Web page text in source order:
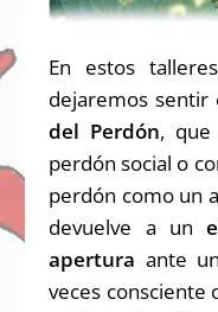
En estos
dejaremos sentir
del Perdón,
perdón social o
perdón como un
devuelve a un
apertura ante
veces consciente